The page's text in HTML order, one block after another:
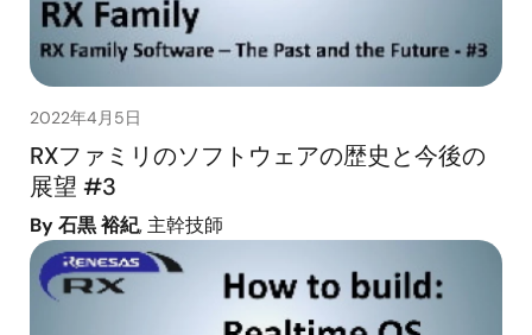
2022年4月5日
RXファミリのソフトウェアの歴史と今後の
展望 #3
By 石黒 裕紀, 主幹技師